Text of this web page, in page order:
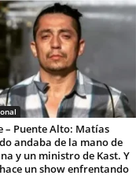
– Puente Alto: Matías
andaba de la mano de
y un ministro de Kast. Y
un show enfrentando